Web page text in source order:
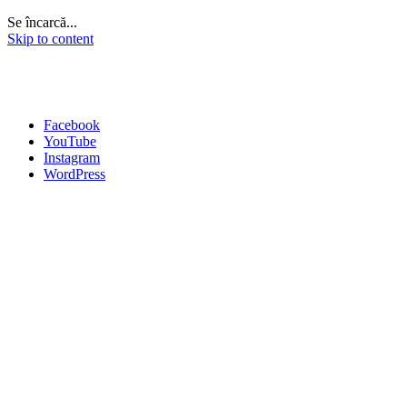
Se încarcă...
Skip to content
Facebook
YouTube
Instagram
WordPress